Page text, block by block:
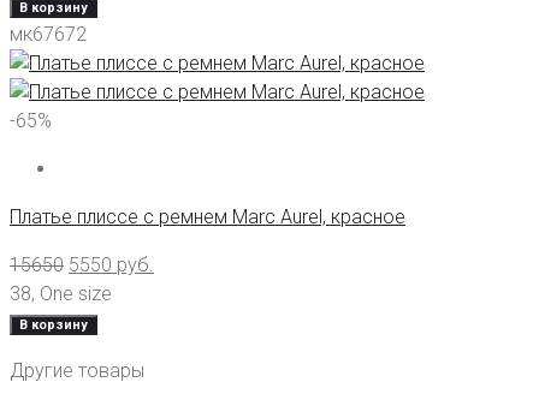
В корзину
мк67672
-65%
Платье плиссе с ремнем Marc Aurel, красное
15650 5550 руб.
38, One size
В корзину
Другие товары